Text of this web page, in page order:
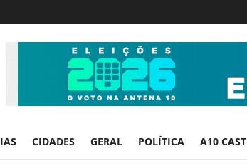
CIDADES GERAL POLÍTICA A10 CAST